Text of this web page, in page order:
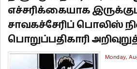
எச்சரிக்கையாக
சாவகச்சேரிப் பொலிஸ்
பொறுப்பதிகாரி
Monday,